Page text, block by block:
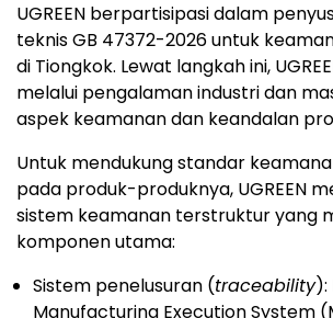
UGREEN berpartisipasi dalam
teknis GB 47372-2026 untuk
di Tiongkok. Lewat langkah ini,
melalui pengalaman industri dan
aspek keamanan dan keandalan
Untuk mendukung standar
pada produk-produknya, UGREEN
sistem keamanan terstruktur yang
komponen utama:
Sistem penelusuran (traceability):
Manufacturing Execution System